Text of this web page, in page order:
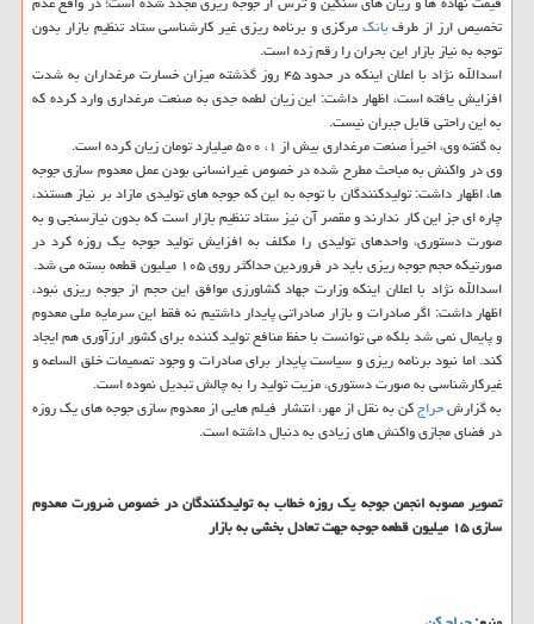
تخصیص ارز از طرفبانكمركزی و برنامه ریزی غیر كارشناسی ستاد تنظیم بازار بدون
توجه به نیاز بازار این بحران را رقم زده است.
اسدالله نژاد با اعلان اینكه در حدود ۴۵ روز گذشته میزان خسارت مرغداران به شدت
افزایش یافته است، اظهار داشت: این زیان لطمه جدی به صنعت مرغداری وارد كرده كه
به این راحتی قابل جبران نیست.
به گفته وی، اخیراً صنعت مرغداری بیش از ۱، ۵۰۰ میلیارد تومان زیان كرده است.
وی در واكنش به مباحث مطرح شده در خصوص غیرانسانی بودن عمل معدوم سازی جوجه
ها، اظهار داشت: تولیدكنندگان با توجه به این كه جوجه های تولیدی مازاد بر نیاز هستند،
چاره ای جز این كار ندارند و مقصر آن نیز ستاد تنظیم بازار است كه بدون نیازسنجی و به
صورت دستوری، واحدهای تولیدی را مكلف به افزایش تولید جوجه یك روزه كرد در
صورتیكه حجم جوجه ریزی باید در فروردین حداكثر روی ۱۰۵ میلیون قطعه بسته می شد.
اسدالله نژاد با اعلان اینكه وزارت جهاد كشاورزی موافق این حجم از جوجه ریزی نبود،
اظهار داشت: اگر صادرات و بازار صادراتی پایدار داشتیم نه فقط این سرمایه ملی معدوم
و پایمال نمی شد بلكه می توانست با حفظ منافع تولید كننده برای كشور ارزآوری هم ایجاد
كند. اما نبود برنامه ریزی و سیاست پایدار برای صادرات و وجود تصمیمات خلق الساعه و
غیركارشناسی به صورت دستوری، مزیت تولید را به چالش تبدیل نموده است.
به گزارشحراجكن به نقل از مهر، انتشار فیلم هایی از معدوم سازی جوجه های یك روزه
در فضای مجازی واكنش های زیادی به دنبال داشته است.
تصویر مصوبه انجمن جوجه یك روزه خطاب به تولیدكنندگان در خصوص ضرورت معدوم
سازی ۱۵ میلیون قطعه جوجه جهت تعادل بخشی به بازار